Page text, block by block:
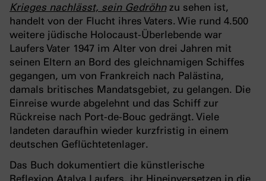
Krieges nachlässt, sein Gedröhnzu sehen ist,
handelt von der Flucht ihres Vaters. Wie rund 4.500
weitere jüdische Holocaust-Überlebende war
Laufers Vater 1947 im Alter von drei Jahren mit
seinen Eltern an Bord des gleichnamigen Schiffes
gegangen, um von Frankreich nach Palästina,
damals britisches Mandatsgebiet, zu gelangen. Die
Einreise wurde abgelehnt und das Schiff zur
Rückreise nach Port-de-Bouc gedrängt. Viele
landeten daraufhin wieder kurzfristig in einem
deutschen Geflüchtetenlager.
Das Buch dokumentiert die künstlerische
Reflexion Atalya Laufers, ihr Hineinversetzen in die